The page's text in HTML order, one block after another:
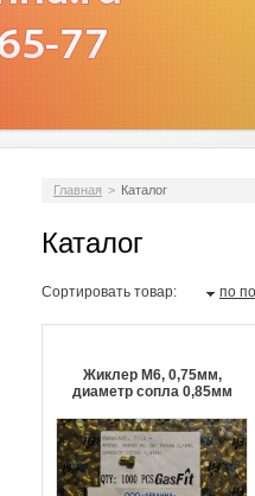
Главная > Каталог
Каталог
Сортировать товар: по
Жиклер М6, 0,75мм,
диаметр сопла 0,85мм